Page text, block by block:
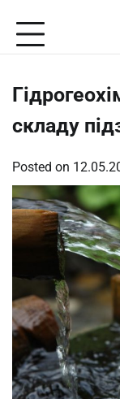
content
складу
Posted on